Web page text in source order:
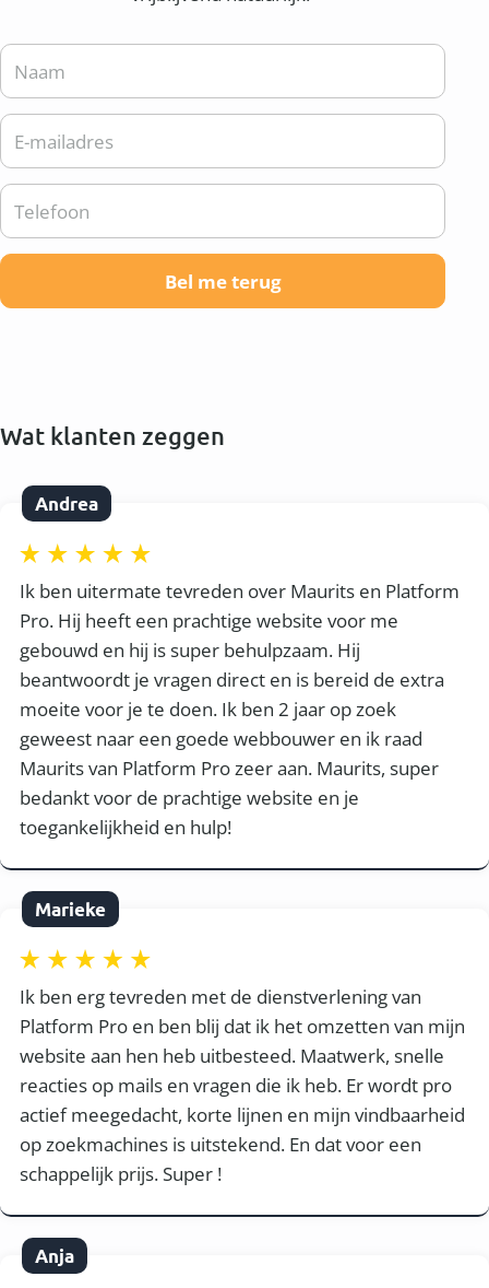
Wat klanten zeggen
Andrea
Ik ben uitermate tevreden over Maurits en Platform
Pro. Hij heeft een prachtige website voor me
gebouwd en hij is super behulpzaam. Hij
beantwoordt je vragen direct en is bereid de extra
moeite voor je te doen. Ik ben 2 jaar op zoek
geweest naar een goede webbouwer en ik raad
Maurits van Platform Pro zeer aan. Maurits, super
bedankt voor de prachtige website en je
toegankelijkheid en hulp!
Marieke
Ik ben erg tevreden met de dienstverlening van
Platform Pro en ben blij dat ik het omzetten van mijn
website aan hen heb uitbesteed. Maatwerk, snelle
reacties op mails en vragen die ik heb. Er wordt pro
actief meegedacht, korte lijnen en mijn vindbaarheid
op zoekmachines is uitstekend. En dat voor een
schappelijk prijs. Super !
Anja